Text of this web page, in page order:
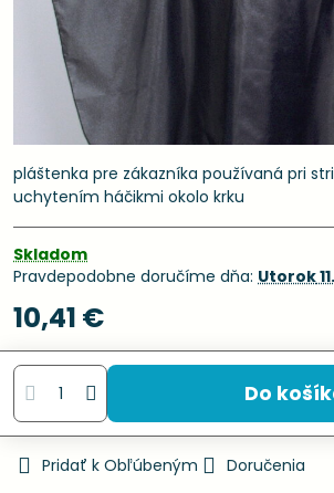
pláštenka pre zákazníka používaná pri
uchytením háčikmi okolo krku
Skladom
Pravdepodobne doručíme dňa: Utorok
10,41 €
Do
Pridať k Obľúbeným
Doručenia